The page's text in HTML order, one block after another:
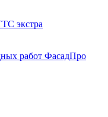
экстра
работ ФасадПро